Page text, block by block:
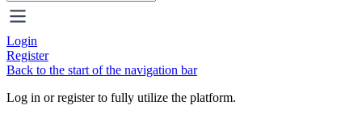
Login
Register
Back to the start of the navigation bar
Log in or register to fully utilize the platform.